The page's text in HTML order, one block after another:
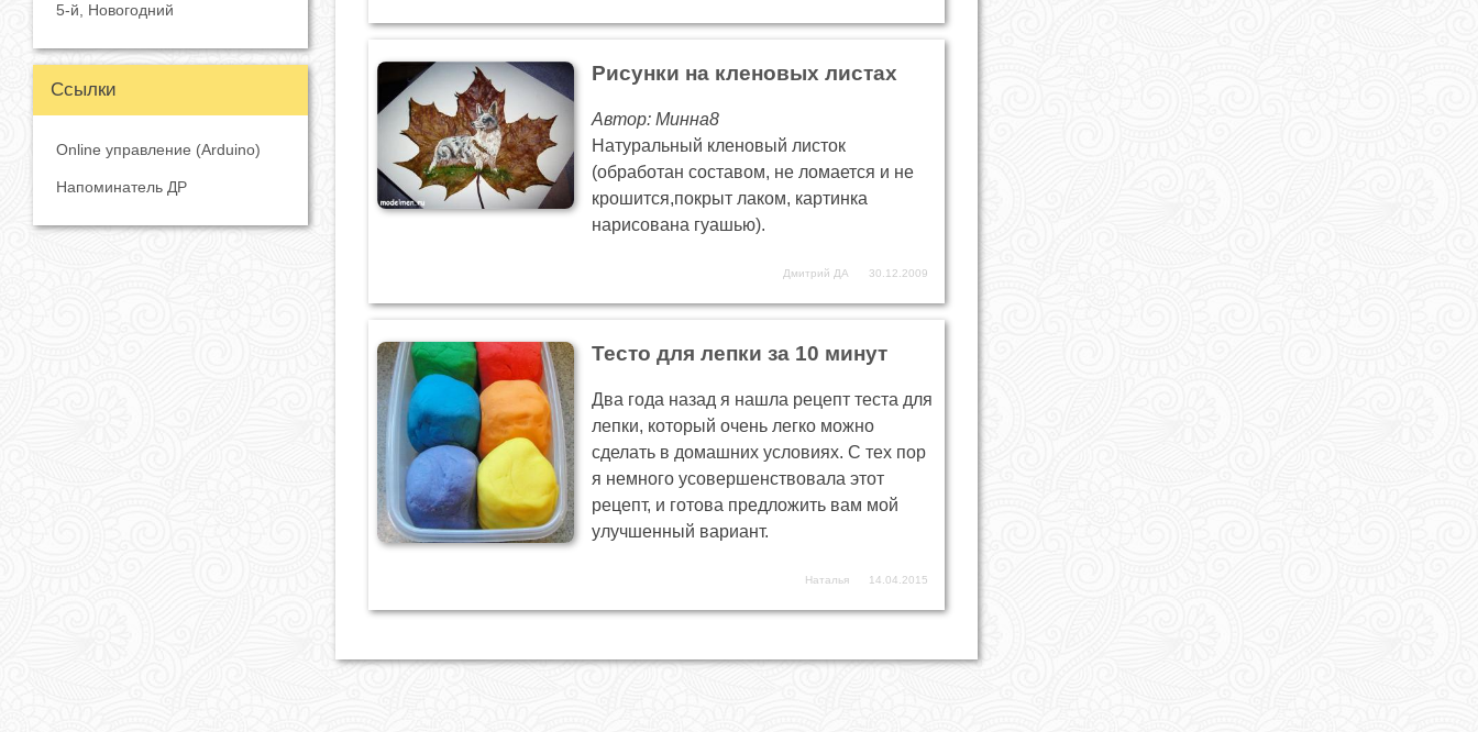
Рисунки на кленовых листах
Автор: Минна8
Натуральный кленовый листок
(обработан составом, не ломается и не
крошится,покрыт лаком, картинка
нарисована гуашью).
Дмитрий ДА 30.12.2009
Тесто для лепки за 10 минут
Два года назад я нашла рецепт теста для
лепки, который очень легко можно
сделать в домашних условиях. С тех пор
я немного усовершенствовала этот
рецепт, и готова предложить вам мой
улучшенный вариант.
Наталья 14.04.2015
5-й, Новогодний
Ссылки
Online управление (Arduino)
Напоминатель ДР